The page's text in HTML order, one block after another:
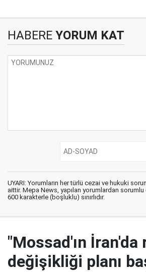
HABERE YORUM KAT
UYARI: Yorumların her türlü cezai ve hukuki
aittir. Mepa News, yapılan yorumlardan
600 karakterle (boşluklu) sınırlıdır.
"Mossad'ın İran'da
değişikliği planı